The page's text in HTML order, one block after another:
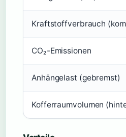
Kraftstoffverbrauch
CO₂-Emissionen
Anhängelast (gebremst)
Kofferraumvolumen